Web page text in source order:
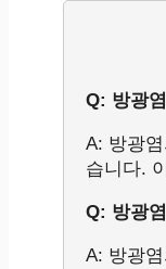
Q: 방광
A: 방광
습니다.
Q: 방광
A: 방광